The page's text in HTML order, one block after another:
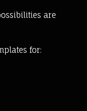
are
for: